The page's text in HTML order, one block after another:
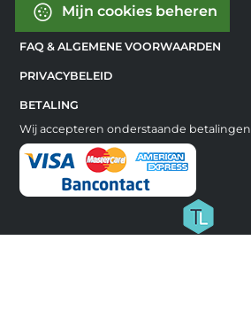
Mijn cookies beheren
FAQ & ALGEMENE VOORWAARDEN
PRIVACYBELEID
BETALING
Wij accepteren onderstaande betalingen